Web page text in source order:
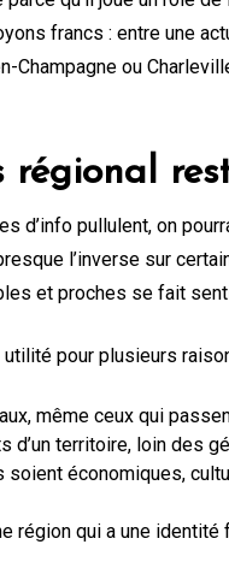
francs : entre une
Champagne ou
régional
d’info pullulent, on
l’inverse sur
et proches se fait
pour plusieurs
même ceux qui
d’un territoire, loin des
économiques,
région qui a une identité